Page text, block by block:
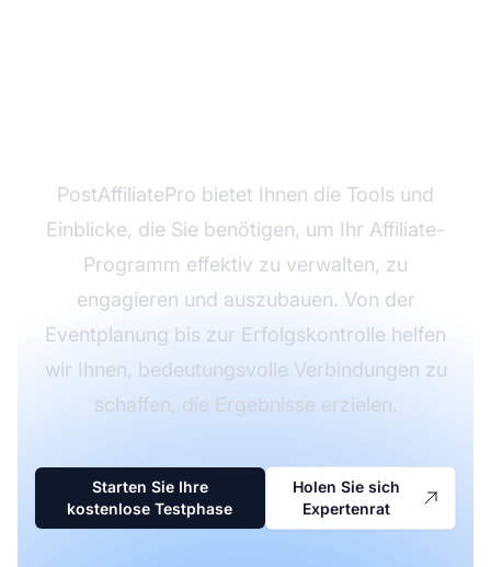
PostAffiliatePro bietet Ihnen die Tools und
Einblicke, die Sie benötigen, um Ihr Affiliate-
Programm effektiv zu verwalten, zu
engagieren und auszubauen. Von der
Eventplanung bis zur Erfolgskontrolle helfen
wir Ihnen, bedeutungsvolle Verbindungen zu
schaffen, die Ergebnisse erzielen.
Starten Sie Ihre
kostenlose Testphase
Holen Sie sich
Expertenrat